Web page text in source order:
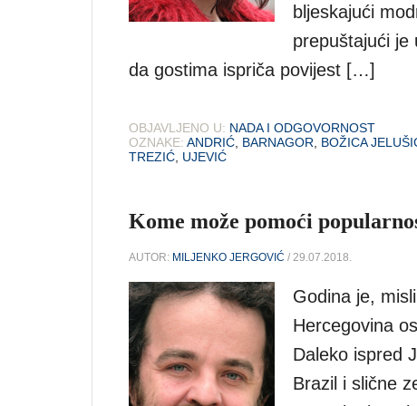
bljeskajući
prepuštajući je
da gostima ispriča povijest […]
OBJAVLJENO U: NADA I ODGOVORNOST
OZNAKE: ANDRIĆ BARNAGOR BOŽICA
TREZIĆ UJEVIĆ
Kome može pomoći
AUTOR: MILJENKO JERGOVIĆ / 29.07.2018.
Godina je,
Hercegovina
Daleko ispred
Brazil i slične